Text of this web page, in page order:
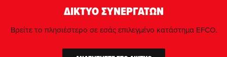
ΔΙΚΤΥΟ ΣΥΝΕΡΓΑΤΩΝ
Βρείτε το πλησιέστερο σε εσάς επιλεγμένο κατάστημα EFCO.